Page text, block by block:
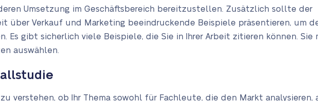
Umsetzung im Geschäftsbereich bereitzustellen. Zusätzlich sollte der
über Verkauf und Marketing beeindruckende Beispiele präsentieren, um
Es gibt sicherlich viele Beispiele, die Sie in Ihrer Arbeit zitieren können. Sie
auswählen.
verstehen, ob Ihr Thema sowohl für Fachleute, die den Markt analysieren,